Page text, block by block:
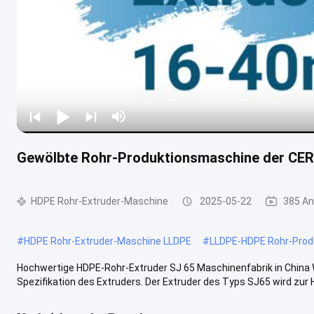
Gewölbte Rohr-Produktionsmaschine der
HDPE Rohr-Extruder-Maschine 2025-05-22 385
#HDPE Rohr-Extruder-Maschine LLDPE #LLDPE-HDPE Rohr-
Hochwertige HDPE-Rohr-Extruder SJ 65 Maschinenfabrik in
Spezifikation des Extruders. Der Extruder des Typs SJ65 wird zur